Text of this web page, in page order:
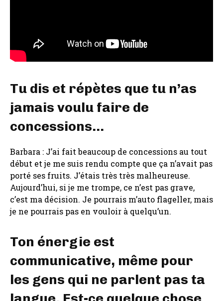
Tu dis et répètes que tu n’as
jamais voulu faire de
concessions…
Barbara : J’ai fait beaucoup de concessions au tout
début et je me suis rendu compte que ça n’avait pas
porté ses fruits. J’étais très très malheureuse.
Aujourd’hui, si je me trompe, ce n’est pas grave,
c’est ma décision. Je pourrais m’auto flageller, mais
je ne pourrais pas en vouloir à quelqu’un.
Ton énergie est
communicative, même pour
les gens qui ne parlent pas ta